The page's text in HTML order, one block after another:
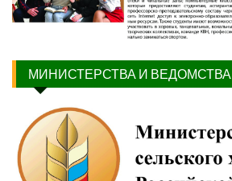
МИНИСТЕРСТВА И ВЕДОМСТВА